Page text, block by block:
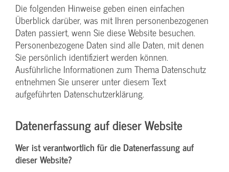
Die folgenden Hinweise geben einen einfachen
Überblick darüber, was mit Ihren personenbezogenen
Daten passiert, wenn Sie diese Website besuchen.
Personenbezogene Daten sind alle Daten, mit denen
Sie persönlich identifiziert werden können.
Ausführliche Informationen zum Thema Datenschutz
entnehmen Sie unserer unter diesem Text
aufgeführten Datenschutzerklärung.
Datenerfassung auf dieser Website
Wer ist verantwortlich für die Datenerfassung auf
dieser Website?